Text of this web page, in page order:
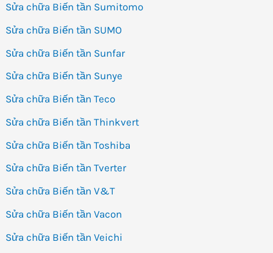
Sửa chữa Biến tần Sumitomo
Sửa chữa Biến tần SUMO
Sửa chữa Biến tần Sunfar
Sửa chữa Biến tần Sunye
Sửa chữa Biến tần Teco
Sửa chữa Biến tần Thinkvert
Sửa chữa Biến tần Toshiba
Sửa chữa Biến tần Tverter
Sửa chữa Biến tần V&T
Sửa chữa Biến tần Vacon
Sửa chữa Biến tần Veichi